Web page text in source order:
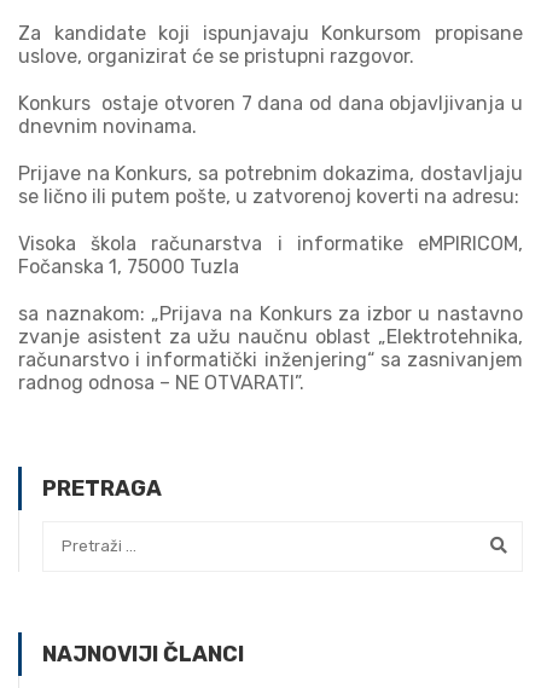
Za kandidate koji ispunjavaju Konkursom propisane
uslove, organizirat će se pristupni razgovor.
Konkurs ostaje otvoren 7 dana od dana objavljivanja u
dnevnim novinama.
Prijave na Konkurs, sa potrebnim dokazima, dostavljaju
se lično ili putem pošte, u zatvorenoj koverti na adresu:
Visoka škola računarstva i informatike eMPIRICOM,
Fočanska 1, 75000 Tuzla
sa naznakom: „Prijava na Konkurs za izbor u nastavno
zvanje asistent za užu naučnu oblast „Elektrotehnika,
računarstvo i informatički inženjering“ sa zasnivanjem
radnog odnosa – NE OTVARATI”.
PRETRAGA
NAJNOVIJI ČLANCI